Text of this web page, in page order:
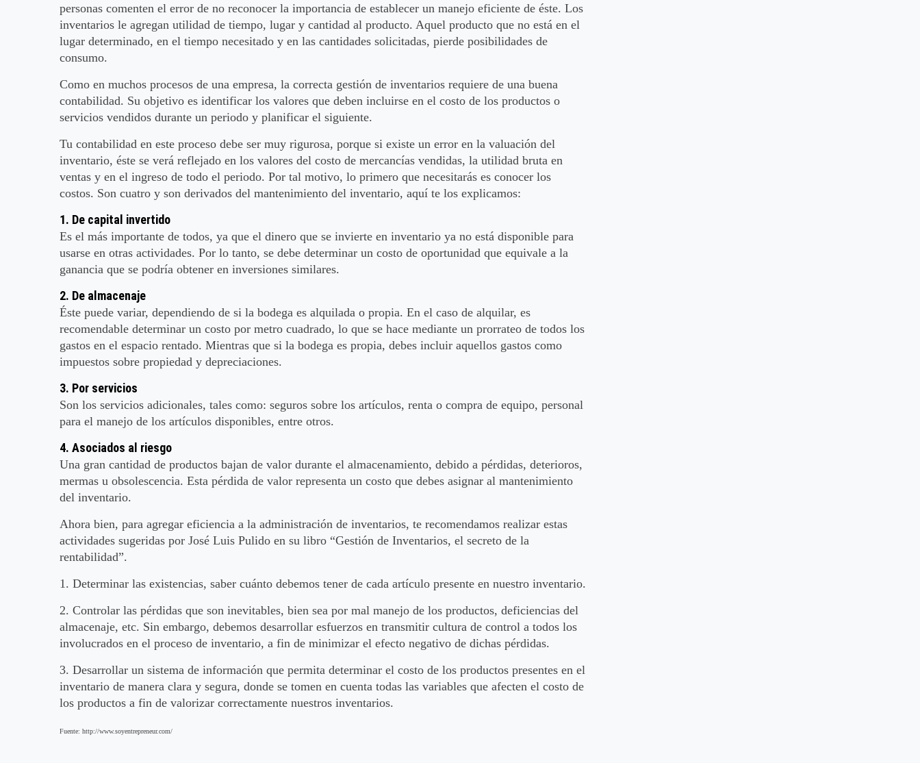
personas comenten el error de no reconocer la importancia de establecer un manejo eficiente de éste. Los
inventarios le agregan utilidad de tiempo, lugar y cantidad al producto. Aquel producto que no está en el
lugar determinado, en el tiempo necesitado y en las cantidades solicitadas, pierde posibilidades de
consumo.
Como en muchos procesos de una empresa, la correcta gestión de inventarios requiere de una buena
contabilidad. Su objetivo es identificar los valores que deben incluirse en el costo de los productos o
servicios vendidos durante un periodo y planificar el siguiente.
Tu contabilidad en este proceso debe ser muy rigurosa, porque si existe un error en la valuación del
inventario, éste se verá reflejado en los valores del costo de mercancías vendidas, la utilidad bruta en
ventas y en el ingreso de todo el periodo. Por tal motivo, lo primero que necesitarás es conocer los
costos. Son cuatro y son derivados del mantenimiento del inventario, aquí te los explicamos:
1. De capital invertido
Es el más importante de todos, ya que el dinero que se invierte en inventario ya no está disponible para
usarse en otras actividades. Por lo tanto, se debe determinar un costo de oportunidad que equivale a la
ganancia que se podría obtener en inversiones similares.
2. De almacenaje
Éste puede variar, dependiendo de si la bodega es alquilada o propia. En el caso de alquilar, es
recomendable determinar un costo por metro cuadrado, lo que se hace mediante un prorrateo de todos los
gastos en el espacio rentado. Mientras que si la bodega es propia, debes incluir aquellos gastos como
impuestos sobre propiedad y depreciaciones.
3. Por servicios
Son los servicios adicionales, tales como: seguros sobre los artículos, renta o compra de equipo, personal
para el manejo de los artículos disponibles, entre otros.
4. Asociados al riesgo
Una gran cantidad de productos bajan de valor durante el almacenamiento, debido a pérdidas, deterioros,
mermas u obsolescencia. Esta pérdida de valor representa un costo que debes asignar al mantenimiento
del inventario.
Ahora bien, para agregar eficiencia a la administración de inventarios, te recomendamos realizar estas
actividades sugeridas por José Luis Pulido en su libro “Gestión de Inventarios, el secreto de la
rentabilidad”.
1. Determinar las existencias, saber cuánto debemos tener de cada artículo presente en nuestro inventario.
2. Controlar las pérdidas que son inevitables, bien sea por mal manejo de los productos, deficiencias del
almacenaje, etc. Sin embargo, debemos desarrollar esfuerzos en transmitir cultura de control a todos los
involucrados en el proceso de inventario, a fin de minimizar el efecto negativo de dichas pérdidas.
3. Desarrollar un sistema de información que permita determinar el costo de los productos presentes en el
inventario de manera clara y segura, donde se tomen en cuenta todas las variables que afecten el costo de
los productos a fin de valorizar correctamente nuestros inventarios.
Fuente: http://www.soyentrepreneur.com/